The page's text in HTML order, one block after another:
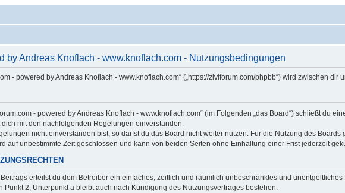
by Andreas Knoflach - www.knoflach.com - Nutzungsbedingungen
- powered by Andreas Knoflach - www.knoflach.com“ („https://ziviforum.com/phpbb“) wird zwischen
- powered by Andreas Knoflach - www.knoflach.com“ (im Folgenden „das Board“) schließt du
dich mit den nachfolgenden Regelungen einverstanden.
nicht einverstanden bist, so darfst du das Board nicht weiter nutzen. Für die Nutzung des
auf unbestimmte Zeit geschlossen und kann von beiden Seiten ohne Einhaltung einer Frist jederzeit
erteilst du dem Betreiber ein einfaches, zeitlich und räumlich unbeschränktes und
Punkt 2, Unterpunkt a bleibt auch nach Kündigung des Nutzungsvertrages bestehen.